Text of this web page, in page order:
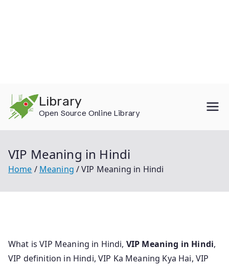
content
Library
Open Source Online Library
VIP Meaning in Hindi
Home Meaning VIP Meaning in Hindi
What is VIP Meaning in Hindi, VIP Meaning in Hindi,
VIP definition in Hindi, VIP Ka Meaning Kya Hai, VIP